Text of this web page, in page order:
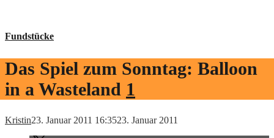
Fundstücke
Das Spiel zum Sonntag: Balloon
in a Wasteland 1
Kristin23. Januar 2011 16:3523. Januar 2011